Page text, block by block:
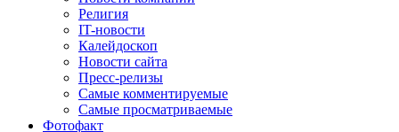
Религия
IT-новости
Калейдоскоп
Новости сайта
Пресс-релизы
Самые комментируемые
Самые просматриваемые
Фотофакт